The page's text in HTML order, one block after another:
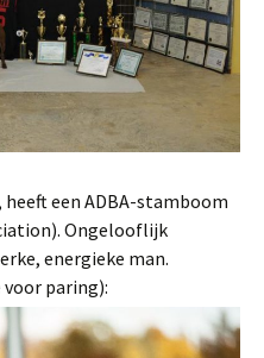
heeft een ADBA-stamboom
Ongelooflijk
energieke man.
paring):